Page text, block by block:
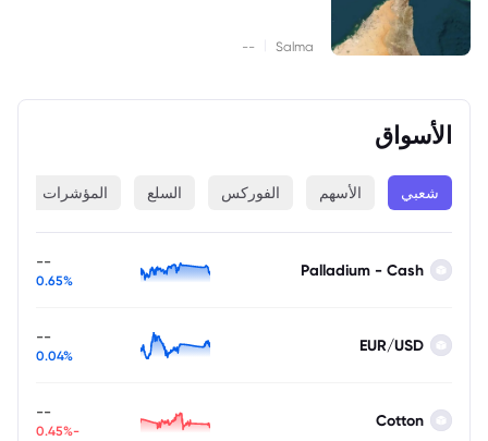
Salma
--
الأسواق
شعبي الأسهم الفوركس السلع المؤشرات
Palladium - Cash
--
0.65%
EUR/USD
--
0.04%
Cotton
--
-0.45%